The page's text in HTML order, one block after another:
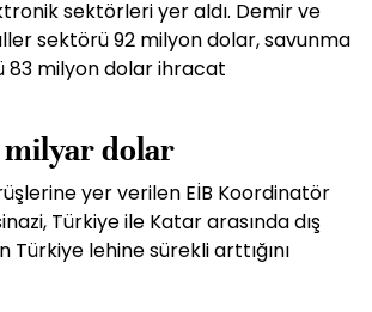
sektörleri yer aldı. Demir ve
sektörü 92 milyon dolar, savunma
83 milyon dolar ihracat
milyar dolar
yer verilen EİB Koordinatör
Türkiye ile Katar arasında dış
lehine sürekli arttığını